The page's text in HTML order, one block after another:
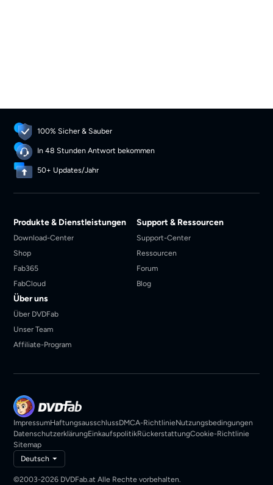
100% Sicher & Sauber
In 48 Stunden Antwort bekommen
50+ Updates/Jahr
Produkte & Dienstleistungen
Download-Center
Shop
Fab365
FabCloud
Support & Ressourcen
Support-Center
Ressourcen
Forum
Blog
Über uns
Über DVDFab
Unser Team
Affiliate-Program
ImpressumHaftungsausschlussDMCA-RichtlinieNutzungsbedingungen
DatenschutzerklärungEinkaufspolitikRückerstattungCookie-Richtlinie
Sitemap
Deutsch
©2003-2026 DVDFab.at Alle Rechte vorbehalten.